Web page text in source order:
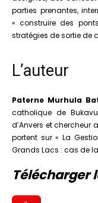
parties prenantes,
« construire des
stratégies de sortie de
L’auteur
Paterne Murhula
catholique de
d’Anvers et chercheur
portent sur « La
Grands Lacs : cas de
Télécharger